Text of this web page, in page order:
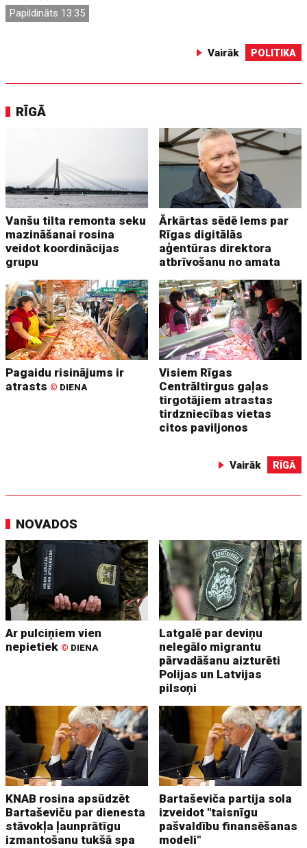
Papildināts 13:35
Vairāk POLITIKA
RĪGĀ
Vanšu tilta remonta seku
mazināšanai rosina
veidot koordinācijas
grupu
Ārkārtas sēdē lems par
Rīgas digitālās
aģentūras direktora
atbrīvošanu no amata
Pagaidu risinājums ir
atrasts © DIENA
Visiem Rīgas
Centrāltirgus gaļas
tirgotājiem atrastas
tirdzniecības vietas
citos paviljonos
Vairāk RĪGĀ
NOVADOS
Ar pulciņiem vien
nepietiek © DIENA
Latgalē par deviņu
nelegālo migrantu
pārvadāšanu aizturēti
Polijas un Latvijas
pilsoņi
KNAB rosina apsūdzēt
Bartaševiču par dienesta
stāvokļa ļaunprātīgu
izmantošanu tukšā spa
Bartaševiča partija sola
izveidot "taisnīgu
pašvaldību finansēšanas
modeli"